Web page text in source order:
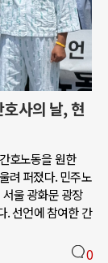
사의 날, 현
호노동을 원한
려 퍼졌다. 민주노
울 광화문 광장
. 선언에 참여한 간
0